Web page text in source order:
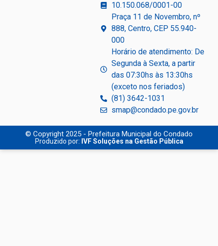
10.150.068/0001-00
Praça 11 de Novembro, nº
888, Centro, CEP 55.940-
000
Horário de atendimento: De
Segunda à Sexta, a partir
das 07:30hs às 13:30hs
(exceto nos feriados)
(81) 3642-1031
smap@condado.pe.gov.br
© Copyright 2025 - Prefeitura Municipal do Condado
Produzido por: IVF Soluções na Gestão Pública